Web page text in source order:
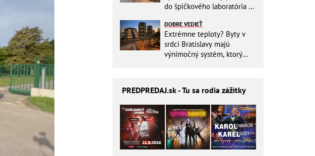
do špičkového laboratória na
DOBRE VEDIEŤ
Extrémne teploty? Byty v
srdci Bratislavy majú
výnimočný systém, ktorý
PREDPREDAJ.sk - Tu sa rodia zážitky